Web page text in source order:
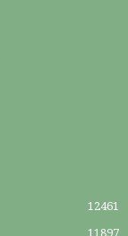
12461
11897